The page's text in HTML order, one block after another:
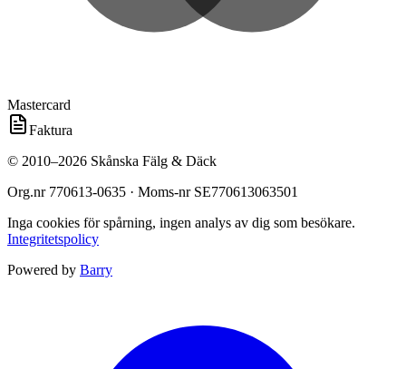
Mastercard
Faktura
© 2010–2026 Skånska Fälg & Däck
Org.nr 770613-0635 · Moms-nr SE770613063501
Inga cookies för spårning, ingen analys av dig som besökare.
Integritetspolicy
Powered by Barry